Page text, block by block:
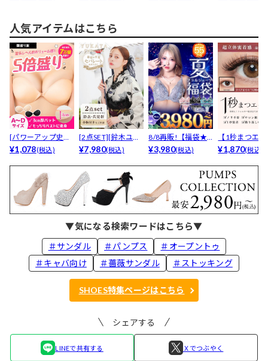
人気アイテムはこちら
[パワーアップ史上
最強5倍盛りアップ
¥1,078(税込)
[2点SET][鈴木ユリ
ア(baby)...
¥7,980(税込)
8/8再販!【福袋★
ブラセット3点
¥3,980(税込)
【1秒まつエ
リュームタイ
¥1,870(税込)
▼気になる検索ワードはこちら▼
＃サンダル ＃パンプス
＃オープントゥ
＃キャバ向け
＃薔薇サンダル ＃ストッキング
SHOES特集ページはこちら
シェアする
LINEで共有する Ｘでつぶやく